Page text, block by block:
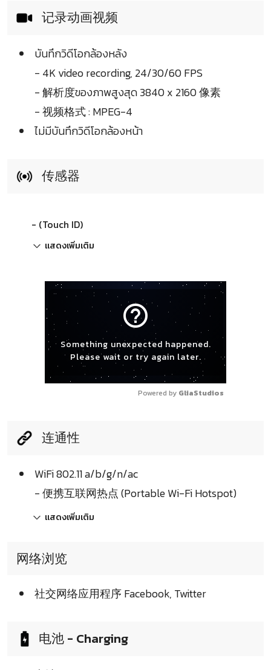
记录动画视频
บันทึกวิดีโอกล้องหลัง
- 4K video recording, 24/30/60 FPS
- 解析度ของภาพสูงสุด 3840 x 2160 像素
- 视频格式 : MPEG-4
ไม่มีบันทึกวิดีโอกล้องหน้า
传感器
- (Touch ID)
แสดงเพิ่มเติม
help_outline
Something unexpected happened.
Please wait or try again later.
Powered by GliaStudios
连通性
WiFi 802.11 a/b/g/n/ac
- 便携互联网热点 (Portable Wi-Fi Hotspot)
แสดงเพิ่มเติม
网络浏览
社交网络应用程序 Facebook, Twitter
电池 - Charging